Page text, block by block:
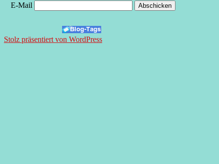
E-Mail
Stolz präsentiert von WordPress